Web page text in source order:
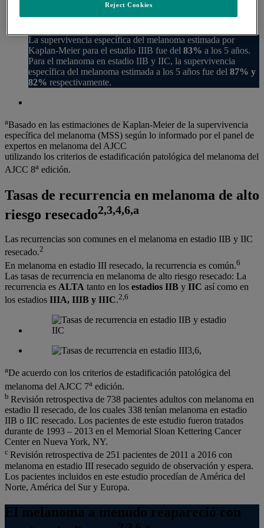
La supervivencia específica del melanoma estimada por
Kaplan-Meier para el estadio IIIB fue del 83% a los 5 años.
Para el melanoma en estadio IIB y IIC, la supervivencia
específica del melanoma estimada a los 5 años fue del 87% y
82% respectivamente.
aBasado en las estimaciones de Kaplan-Meier de la supervivencia
específica del melanoma (MSS) según lo informado por el panel de
expertos en melanoma del AJCC
utilizando los criterios de estadificación patológica del melanoma del
AJCC 8a edición.
Tasas de recurrencia en melanoma de alto
riesgo resecado2,3,4,6,a
Las recurrencias son comunes en el melanoma en estadio IIB y IIC
resecado.2
En melanoma en estadio III resecado, la recurrencia es común.6
Las tasas de recurrencia en melanoma de alto riesgo resecado: La
recurrencia es ALTA tanto en los estadios IIB y IIC así como en
los estadios IIIA, IIIB y IIIC.2,6
aDe acuerdo con los criterios de estadificación patológica del
melanoma del AJCC 7a edición.
b Revisión retrospectiva de 738 pacientes adultos con melanoma en
estadio II resecado, de los cuales 338 tenían melanoma en estadio
IIB o IIC resecado. Los pacientes de este estudio fueron tratados
durante de 1993 – 2013 en el Memorial Sloan Kettering Cancer
Center en Nueva York, NY.
c Revisión retrospectiva de 251 pacientes de 2011 a 2016 con
melanoma en estadio III resecado seguido de observación y espera.
Los pacientes incluidos en este estudio procedían de América del
Norte, América del Sur y Europa.
El melanoma a menudo reapareció con
Reject Cookies